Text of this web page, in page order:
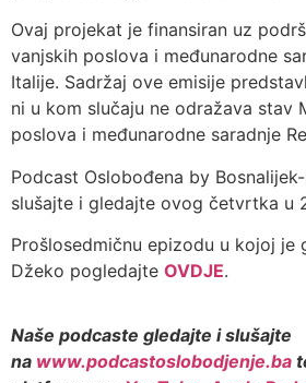
Ovaj projekat je finansiran uz
vanjskih poslova i međunarodne
Italije. Sadržaj ove emisije
ni u kom slučaju ne odražava stav
poslova i međunarodne saradnje
Podcast Oslobođena by
slušajte i gledajte ovog četvrtka u
Prošlosedmičnu epizodu u kojoj je
Džeko pogledajte OVDJE.
Naše podcaste gledajte i slušajte
na www.podcastoslobodjenje.ba